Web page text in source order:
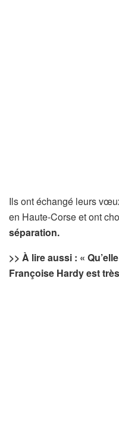
Ils ont échangé leurs
en Haute-Corse et ont
séparation.
>> À lire aussi : «
Françoise Hardy est